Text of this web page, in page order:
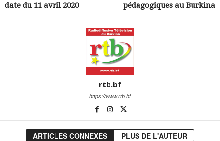
date du 11 avril 2020
pédagogiques au Burkina
rtb.bf
https://www.rtb.bf
ARTICLES CONNEXES PLUS DE L'AUTEUR